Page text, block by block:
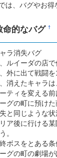
は、バグやお得
命的なバグ†
ラ消失バグ
、ルイーダの店
外に出て戦闘
消えたキャラ
ティを変える
グの町に預け
と同じような
ア後に行ける
。
ボスをとある
グの町の劇場